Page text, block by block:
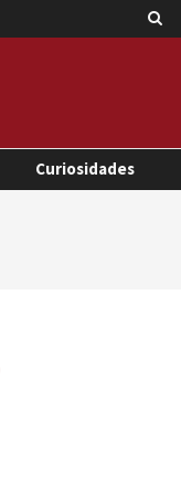
Curiosidades